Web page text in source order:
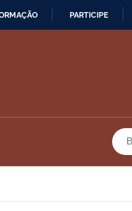
PARTICIPE